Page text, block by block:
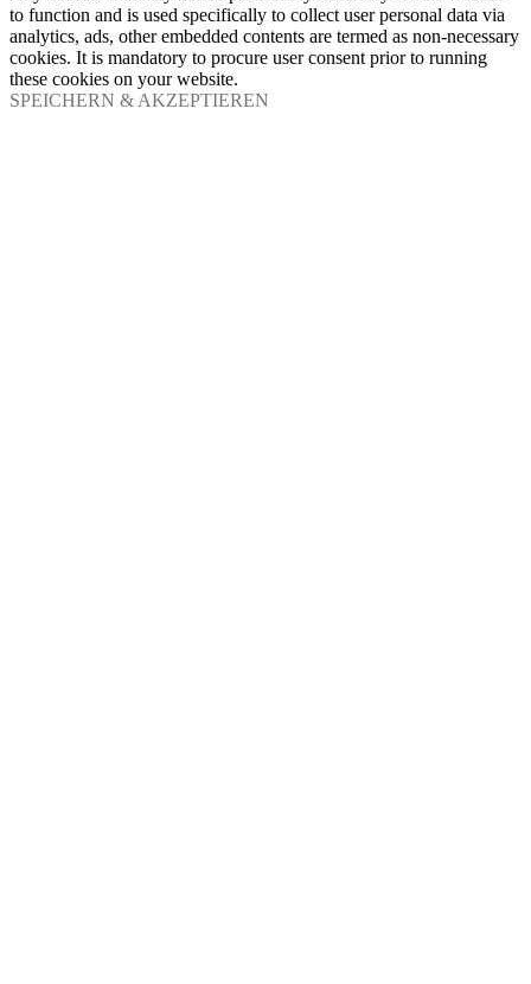
to function and is used specifically to collect user personal data via
analytics, ads, other embedded contents are termed as non-necessary
cookies. It is mandatory to procure user consent prior to running
these cookies on your website.
SPEICHERN & AKZEPTIEREN